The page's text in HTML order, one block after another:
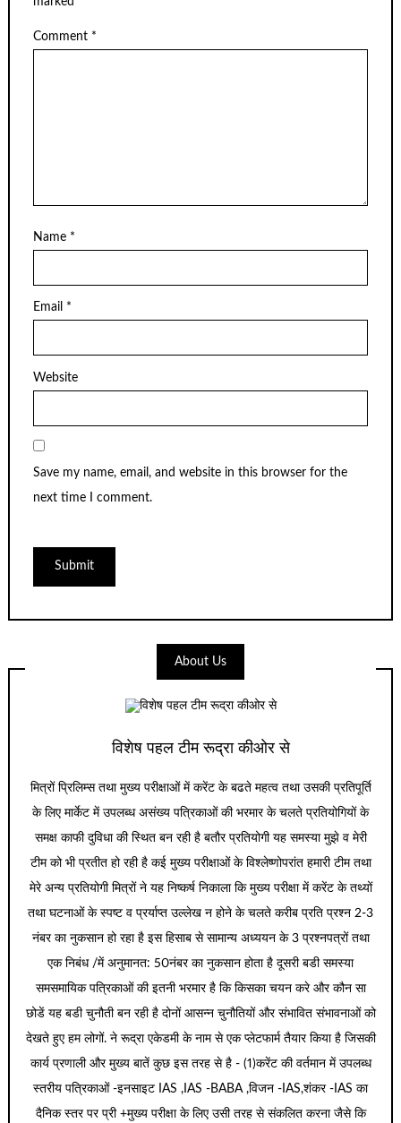
Comment *
Name *
Email *
Website
Save my name, email, and website in this browser for the
next time I comment.
About Us
विशेष पहल टीम रूद्रा कीओर से
मित्रों प्रिलिम्स तथा मुख्य परीक्षाओं में करेंट के बढते महत्व तथा उसकी प्रतिपूर्ति
के लिए मार्केट में उपलब्ध असंख्य पत्रिकाओं की भरमार के चलते प्रतियोगियों के
समक्ष काफी दुविधा की स्थित बन रही है बतौर प्रतियोगी यह समस्या मुझे व मेरी
टीम को भी प्रतीत हो रही है कई मुख्य परीक्षाओं के विश्लेष्णोपरांत हमारी टीम तथा
मेरे अन्य प्रतियोगी मित्रों ने यह निष्कर्ष निकाला कि मुख्य परीक्षा में करेंट के तथ्यों
तथा घटनाओं के स्पष्ट व प्रर्याप्त उल्लेख न होने के चलते करीब प्रति प्रश्न 2-3
नंबर का नुकसान हो रहा है इस हिसाब से सामान्य अध्ययन के 3 प्रश्नपत्रों तथा
एक निबंध /में अनुमानत: 50नंबर का नुकसान होता है दूसरी बडी समस्या
समसमायिक पत्रिकाओं की इतनी भरमार है कि किसका चयन करे और कौन सा
छोडें यह बडी चुनौती बन रही है दोनों आसन्न चुनौतियों और संभावित संभावनाओं को
देखते हुए हम लोगों. ने रूद्रा एकेडमी के नाम से एक प्लेटफार्म तैयार किया है जिसकी
कार्य प्रणाली और मुख्य बातें कुछ इस तरह से है - (1)करेंट की वर्तमान में उपलब्ध
स्तरीय पत्रिकाओं -इनसाइट IAS ,IAS -BABA ,विजन -IAS,शंकर -IAS का
दैनिक स्तर पर प्री +मुख्य परीक्षा के लिए उसी तरह से संकलित करना जैसे कि